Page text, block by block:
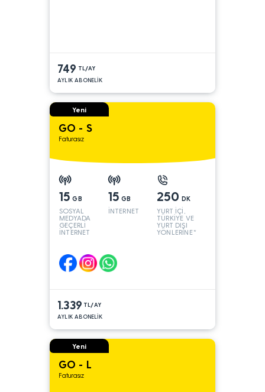
749 TL/AY
AYLIK ABONELİK
Yeni
GO - S
Faturasız
15 GB
SOSYAL
MEDYADA
GEÇERLİ
İNTERNET
15 GB
İNTERNET
250 DK
YURT İÇİ,
TÜRKİYE VE
YURT DIŞI
YÖNLERİNE*
1.339 TL/AY
AYLIK ABONELİK
Yeni
GO - L
Faturasız